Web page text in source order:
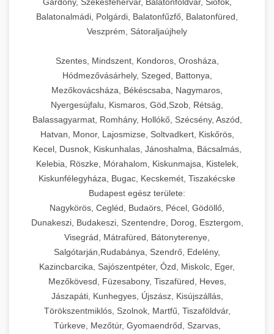
Balatonalmádi, Polgárdi, Balatonfűzfő, Balatonfüred,
Veszprém, Sátoraljaújhely
Szentes, Mindszent, Kondoros, Orosháza,
Hódmezővásárhely, Szeged, Battonya,
Mezőkovácsháza, Békéscsaba, Nagymaros,
Nyergesújfalu, Kismaros, Göd,Szob, Rétság,
Balassagyarmat, Romhány, Hollókő, Szécsény, Aszód,
Hatvan, Monor, Lajosmizse, Soltvadkert, Kiskőrös,
Kecel, Dusnok, Kiskunhalas, Jánoshalma, Bácsalmás,
Kelebia, Röszke, Mórahalom, Kiskunmajsa, Kistelek,
Kiskunfélegyháza, Bugac, Kecskemét, Tiszakécske
Budapest egész területe:
Nagykörös, Cegléd, Budaörs, Pécel, Gödöllő,
Dunakeszi, Budakeszi, Szentendre, Dorog, Esztergom,
Visegrád, Mátrafüred, Bátonyterenye,
Salgótarján,Rudabánya, Szendrő, Edelény,
Kazincbarcika, Sajószentpéter, Ózd, Miskolc, Eger,
Mezőkövesd, Füzesabony, Tiszafüred, Heves,
Jászapáti, Kunhegyes, Újszász, Kisújszállás,
Törökszentmiklós, Szolnok, Martfű, Tiszaföldvár,
Túrkeve, Mezőtúr, Gyomaendrőd, Szarvas,